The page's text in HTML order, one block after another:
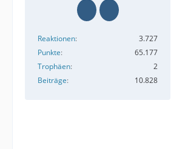
Reaktionen
3.727
Punkte
65.177
Trophäen
2
Beiträge
10.828